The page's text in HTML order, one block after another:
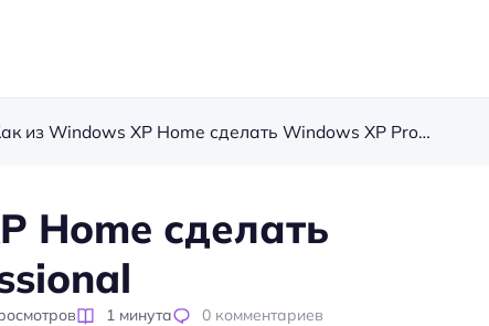
Как из Windows XP Home сделать Windows XP Professional
Home сделать
1 минута 0 комментариев